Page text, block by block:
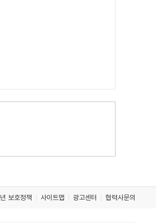
보호정책 사이트맵 광고센터 협력사문의